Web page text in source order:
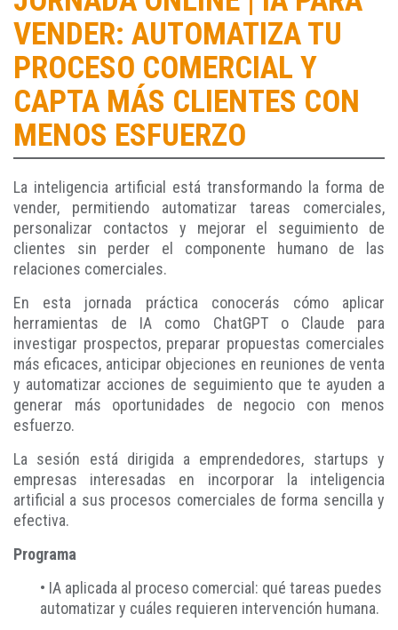
VENDER: AUTOMATIZA TU
PROCESO COMERCIAL Y
CAPTA MÁS CLIENTES CON
MENOS ESFUERZO
La inteligencia artificial está transformando la forma de
vender, permitiendo automatizar tareas comerciales,
personalizar contactos y mejorar el seguimiento de
clientes sin perder el componente humano de las
relaciones comerciales.
En esta jornada práctica conocerás cómo aplicar
herramientas de IA como ChatGPT o Claude para
investigar prospectos, preparar propuestas comerciales
más eficaces, anticipar objeciones en reuniones de venta
y automatizar acciones de seguimiento que te ayuden a
generar más oportunidades de negocio con menos
esfuerzo.
La sesión está dirigida a emprendedores, startups y
empresas interesadas en incorporar la inteligencia
artificial a sus procesos comerciales de forma sencilla y
efectiva.
Programa
• IA aplicada al proceso comercial: qué tareas puedes
automatizar y cuáles requieren intervención humana.